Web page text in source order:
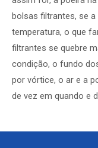
bolsas filtrantes, se
temperatura, o que
filtrantes se quebre
condição, o fundo
por vórtice, o ar e a
de vez em quando e